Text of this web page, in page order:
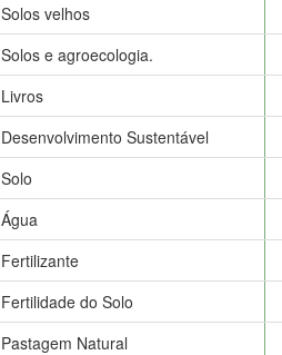
Solos velhos
Solos e agroecologia.
Livros
Desenvolvimento Sustentável
Solo
Água
Fertilizante
Fertilidade do Solo
Pastagem Natural